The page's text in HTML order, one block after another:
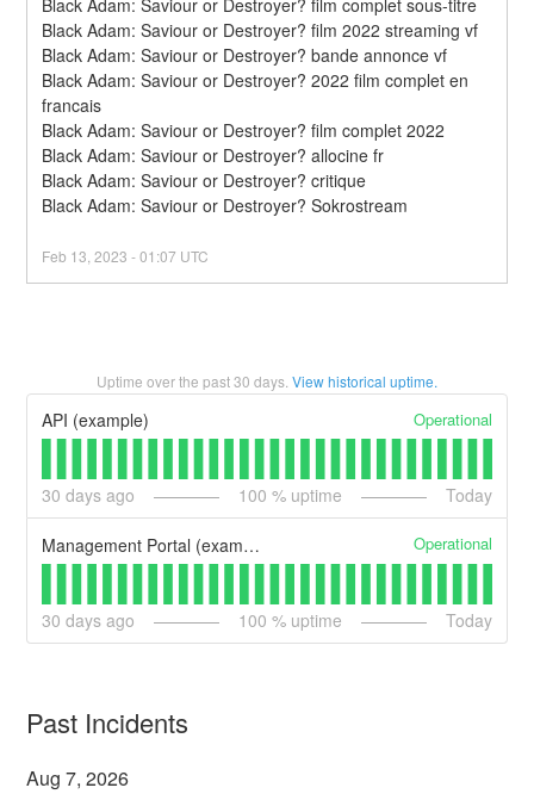
Black Adam: Saviour or Destroyer? film 2022 streaming vf
Black Adam: Saviour or Destroyer? bande annonce vf
Black Adam: Saviour or Destroyer? 2022 film complet en
francais
Black Adam: Saviour or Destroyer? film complet 2022
Black Adam: Saviour or Destroyer? allocine fr
Black Adam: Saviour or Destroyer? critique
Black Adam: Saviour or Destroyer? Sokrostream
Feb 13 ,2023 -01:07 UTC
Uptime over the past30 days. View historical uptime.
API (example) Operational
30 days ago 100 % uptime Today
Management Portal (example) Operational
30 days ago 100 % uptime Today
Past Incidents
Aug7,2026